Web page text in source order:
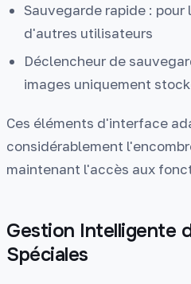
Sauvegarde rapide :
d'autres utilisateurs
Déclencheur de
images uniquement
Ces éléments d'interface
considérablement
maintenant l'accès aux
Gestion Intelligente
Spéciales